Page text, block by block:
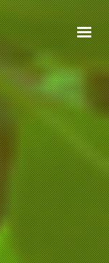
ACCUEIL
À PROPOS
GAMMES
CERTIFICATIONS
RECETTES
ACTUALITÉS
CONTACT
EN